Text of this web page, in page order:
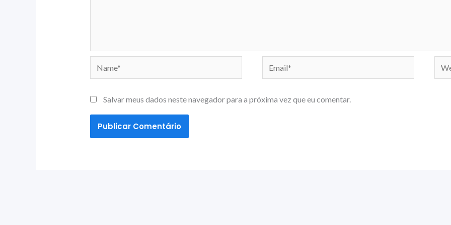
Name* Email*
Salvar meus dados neste navegador para a próxima vez que eu comentar.